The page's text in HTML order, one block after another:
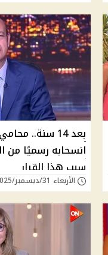
بعد 14 سنة..
انسحابه رسميًا من
سبب هذا القرار
الأربعاء 31/ديسمبر/2025 - 11:09 ص